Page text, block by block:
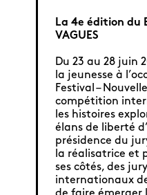
La 4e édition du
VAGUES
Du 23 au 28 juin
la jeunesse à
Festival –
compétition
les histoires
élans de liberté
présidence du
la réalisatrice et
ses côtés, des
internationaux